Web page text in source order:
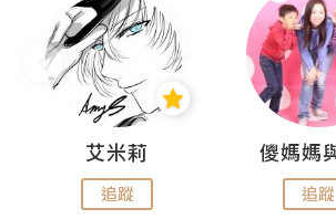
艾米莉
追蹤 追蹤